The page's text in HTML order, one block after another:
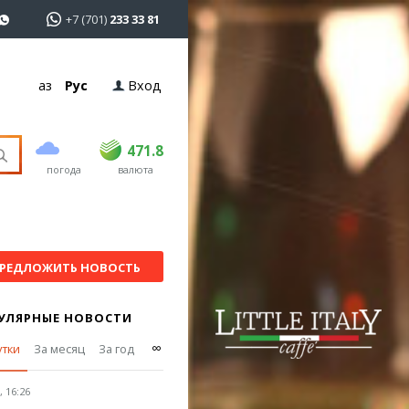
+7 (701) 233 33 81
Қаз Рус Вход
погода
471.8
USD 468.5 471.8
EUR валюта
НОВОСТЬ
НОВОСТИ
За месяц За год ∞
16:26